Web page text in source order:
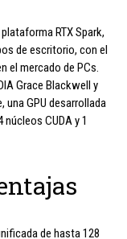
RTX Spark,
de escritorio, con el
el mercado de PCs.
Grace Blackwell y
una GPU desarrollada
CUDA y 1
de hasta 128